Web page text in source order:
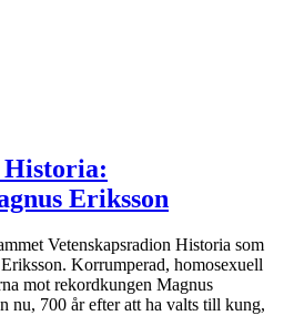
Historia:
Eriksson
Vetenskapsradion Historia som
Korrumperad, homosexuell
mot rekordkungen Magnus
nu, 700 år efter att ha valts till kung,